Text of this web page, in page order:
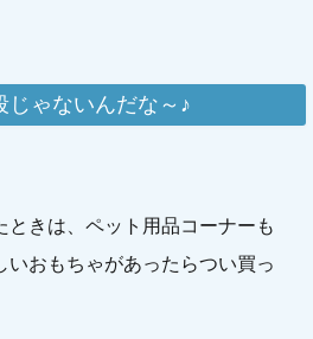
じゃないんだな～♪
ときは、ペット用品コーナーも
いおもちゃがあったらつい買っ